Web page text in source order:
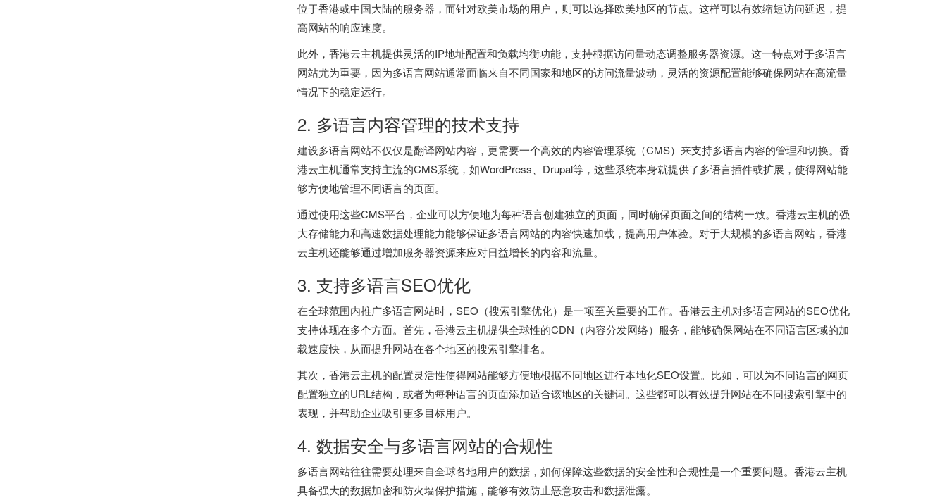
位于香港或中国大陆的服务器，而针对欧美市场的用户，则可以选择欧美地区的节点。这样可以有效缩短访问延迟，提
高网站的响应速度。
此外，香港云主机提供灵活的IP地址配置和负载均衡功能，支持根据访问量动态调整服务器资源。这一特点对于多语言
网站尤为重要，因为多语言网站通常面临来自不同国家和地区的访问流量波动，灵活的资源配置能够确保网站在高流量
情况下的稳定运行。
2. 多语言内容管理的技术支持
建设多语言网站不仅仅是翻译网站内容，更需要一个高效的内容管理系统（CMS）来支持多语言内容的管理和切换。 香
港云主机通常支持主流的CMS系统，如WordPress、Drupal等，这些系统本身就提供了多语言插件或扩展，使得网站能
够方便地管理不同语言的页面。
通过使用这些CMS平台，企业可以方便地为每种语言创建独立的页面，同时确保页面之间的结构一致。香港云主机的强
大存储能力和高速数据处理能力能够保证多语言网站的内容快速加载，提高用户体验。对于大规模的多语言网站，香港
云主机还能够通过增加服务器资源来应对日益增长的内容和流量。
3. 支持多语言SEO优化
在全球范围内推广多语言网站时，SEO（搜索引擎优化）是一项至关重要的工作。 香港云主机对多语言网站的SEO优化
支持体现在多个方面。首先，香港云主机提供全球性的CDN（内容分发网络）服务，能够确保网站在不同语言区域的加
载速度快，从而提升网站在各个地区的搜索引擎排名。
其次，香港云主机的配置灵活性使得网站能够方便地根据不同地区进行本地化SEO设置。比如，可以为不同语言的网页
配置独立的URL结构，或者为每种语言的页面添加适合该地区的关键词。这些都可以有效提升网站在不同搜索引擎中的
表现，并帮助企业吸引更多目标用户。
4. 数据安全与多语言网站的合规性
多语言网站往往需要处理来自全球各地用户的数据，如何保障这些数据的安全性和合规性是一个重要问题。香港云主机
具备强大的数据加密和防火墙保护措施，能够有效防止恶意攻击和数据泄露。